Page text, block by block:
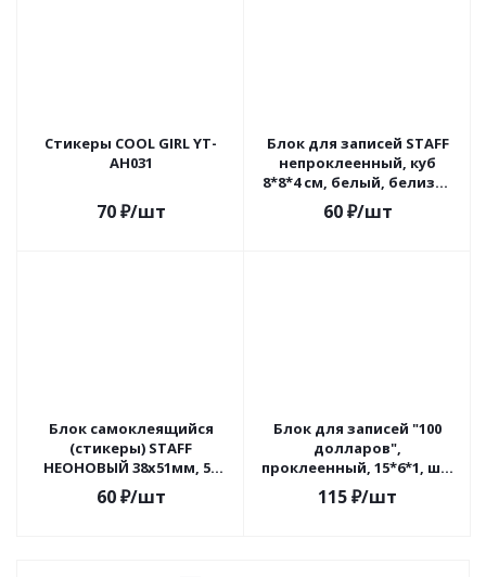
Стикеры COOL GIRL YT-
AH031
70₽/шт
Блок для записей STAFF
непроклеенный, куб
8*8*4 см, белый, белизна
90-92%, 126368
60₽/шт
Блок самоклеящийся
(стикеры) STAFF
НЕОНОВЫЙ 38х51мм, 50
листов, НАБОР 4 штуки,
ассорти, 129347
60₽/шт
Блок для записей "100
долларов",
проклеенный, 15*6*1, ш/к
78306
115₽/шт